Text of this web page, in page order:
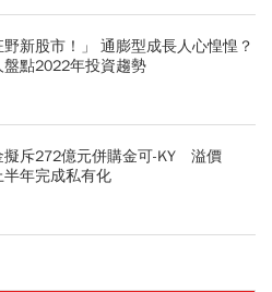
野新股市！」 通膨型成長人心惶惶？
點2022年投資趨勢
擬斥272億元併購金可-KY 溢價
年完成私有化